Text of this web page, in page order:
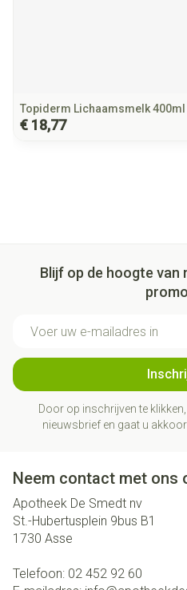
Topiderm Lichaamsmelk 400ml
€ 18,77
Blijf op de hoogte van
Door op inschrijven te
nieuwsbrief en gaat u
Neem contact met ons
Apotheek De Smedt nv
St.-Hubertusplein 9bus B1
1730 Asse
Telefoon: 02 452 92 60